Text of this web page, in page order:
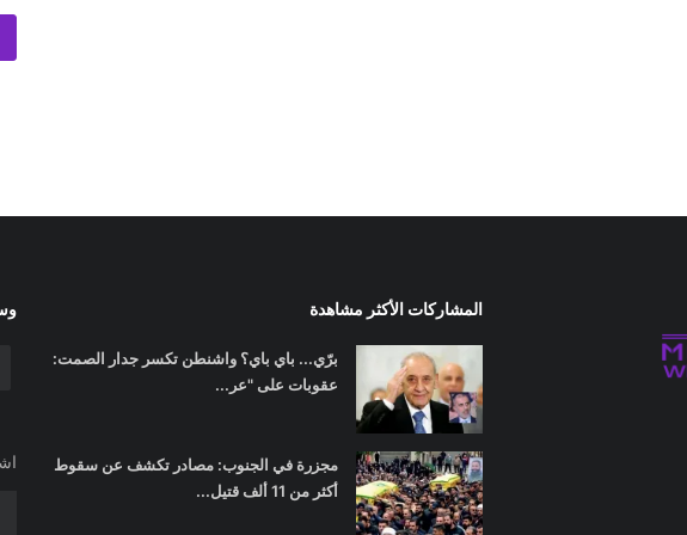
المشاركات الأكثر مشاهدة
برّي... باي باي؟ واشنطن تكسر جدار الصمت:
عقوبات على "عر...
مجزرة في الجنوب: مصادر تكشف عن سقوط
أكثر من 11 ألف قتيل...